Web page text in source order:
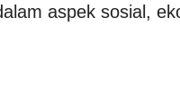
aspek sosial,